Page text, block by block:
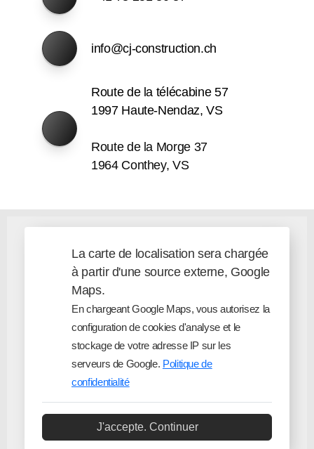
info@cj-construction.ch
Route de la télécabine 57
1997 Haute-Nendaz, VS
Route de la Morge 37
1964 Conthey, VS
La carte de localisation sera chargée
à partir d'une source externe, Google
Maps.
En chargeant Google Maps, vous autorisez la
configuration de cookies d'analyse et le
stockage de votre adresse IP sur les
serveurs de Google. Politique de
confidentialité
J'accepte. Continuer